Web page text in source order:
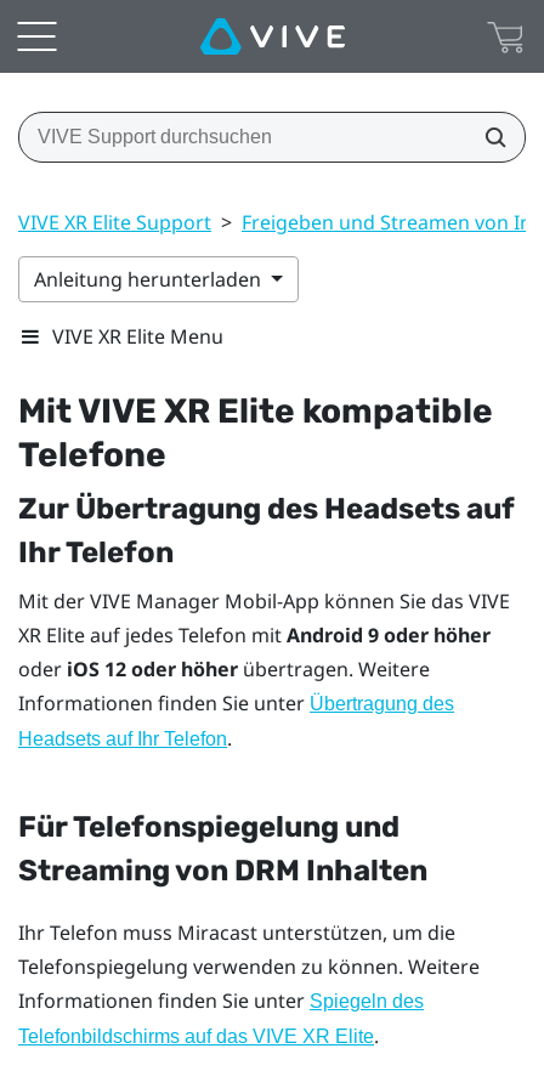
VIVE XR Elite Support > Freigeben und Streamen von
Anleitung herunterladen
VIVE XR Elite Menu
MitVIVE XR Elite kompatible
Telefone
Zur Übertragung des Headsets auf
Ihr Telefon
Mit derVIVE Manager Mobil-App können Sie das VIVE
XR Eliteauf jedes Telefon mitAndroid 9 oder höher
oder iOS 12 oder höher übertragen. Weitere
Informationen finden Sie unter Übertragung des
Headsets auf Ihr Telefon.
Für Telefonspiegelung und
Streaming von DRM Inhalten
Ihr Telefon muss Miracast unterstützen, um die
Telefonspiegelung verwenden zu können. Weitere
Informationen finden Sie unter Spiegeln des
Telefonbildschirms auf das VIVE XR Elite.